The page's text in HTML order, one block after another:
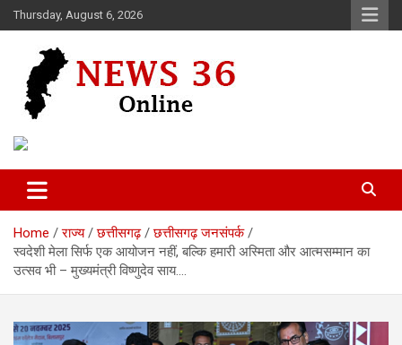
Skip
to
Thursday, August 6, 2026
News 36
Home राज्य छत्तीसगढ़
छत्तीसगढ़ जनसंपर्क
स्वदेशी मेला सिर्फ एक आयोजन नहीं, बल्कि हमारी अस्मिता और आत्मसम्मान का
उत्सव भी – मुख्यमंत्री विष्णुदेव साय….